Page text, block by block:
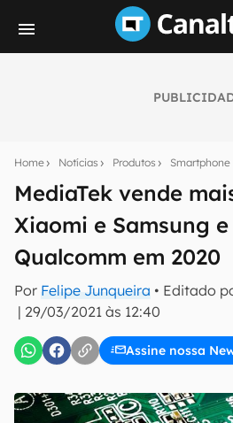
Home Notícias Produtos Smartphone
MediaTek vende
Xiaomi e Samsung
Qualcomm em 2020
Por Felipe Junqueira • Editado
| 29/03/2021 às 12:40
Assine nossa
notícias e reviews sobre
mão.
E-mail
inscreva-se
Confirmo que li, aceito e
Uso e Política de Privacidade do